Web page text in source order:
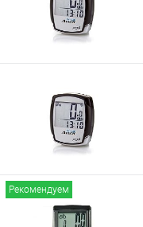
Рекомендуем